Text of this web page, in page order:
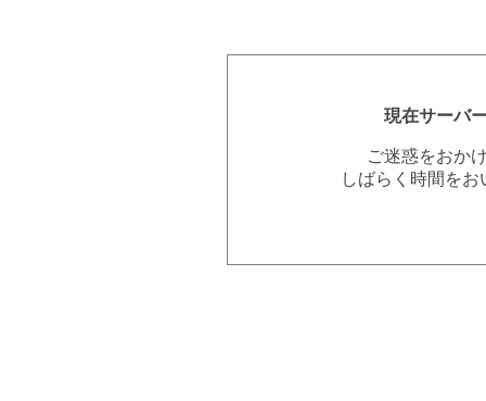
現在サーバ
ご迷惑をおか
しばらく時間を